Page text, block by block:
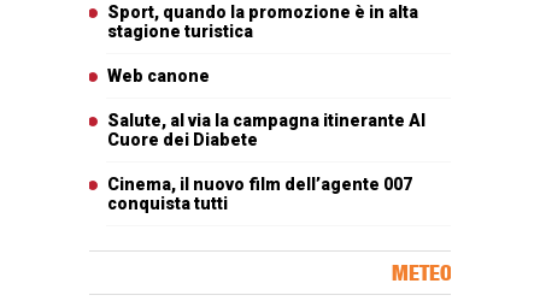
Sport, quando la promozione è in alta
stagione turistica
Web canone
Salute, al via la campagna itinerante Al
Cuore dei Diabete
Cinema, il nuovo film dell’agente 007
conquista tutti
METEO